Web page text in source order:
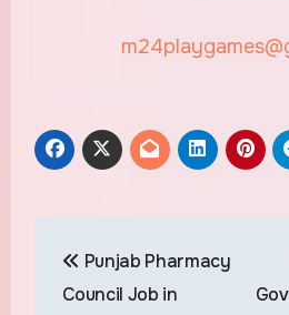
Punjab Pharmacy
Council Job in